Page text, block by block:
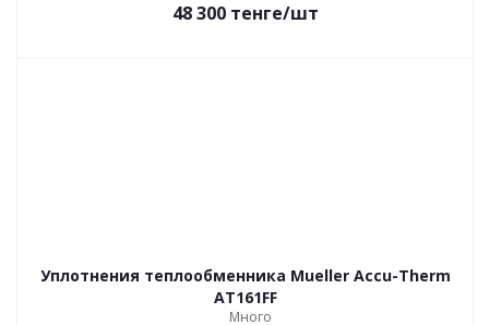
48 300 тенге/шт
Уплотнения теплообменника Mueller Accu-Therm
AT161FF
Много